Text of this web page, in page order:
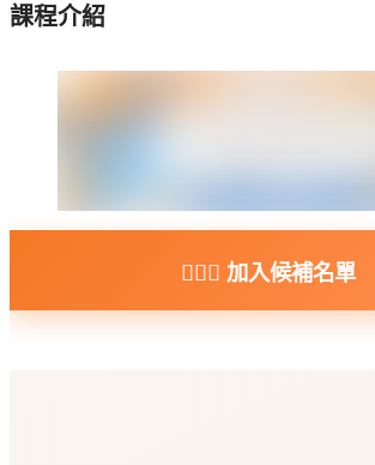
課程介紹
🏋🏻‍♀️ 加入候補名單